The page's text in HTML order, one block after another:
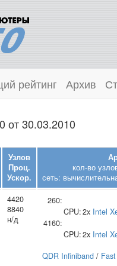
рейтинг Архив
от 30.03.2010
Узлов
Проц.
Ускор.
кол-во
сеть:
4420
8840
н/д
260:
CPU:2x Intel
4160:
CPU:2x Intel
QDR Infiniband /